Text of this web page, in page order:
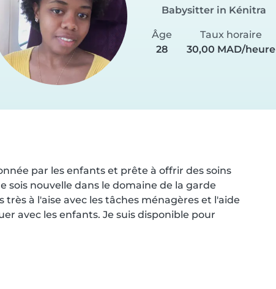
Babysitter in Kénitra
Âge
28
Taux horaire
30,00 MAD/heure
par les enfants et prête à offrir des soins
nouvelle dans le domaine de la garde
à l'aise avec les tâches ménagères et l'aide
avec les enfants. Je suis disponible pour